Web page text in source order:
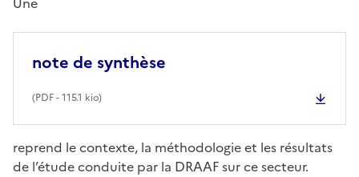
note de synthèse
(PDF- 115.1 kio)
reprend le contexte, la méthodologie et les résultats
de l’étude conduite par la DRAAF sur ce secteur.